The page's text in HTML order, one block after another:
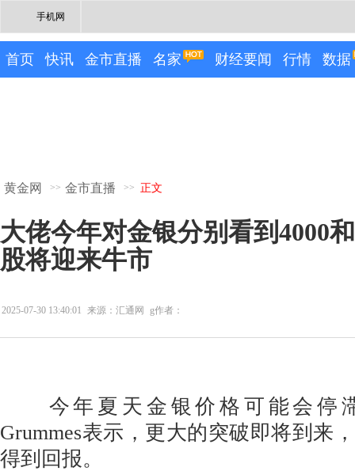
手机网
首页 快讯 金市直播 名家 财经要闻 行情 数据
黄金网 >> 金市直播 >> 正文
大佬今年对金银分别看到4000
股将迎来牛市
2025-07-30 13:40:01 来源：汇通网 g作者：
今年夏天金银价格可能会停滞
Grummes表示，更大的突破即将到来
得到回报。